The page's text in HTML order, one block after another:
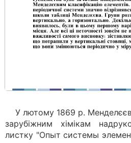
У лютому 1869 р. Менделєєв
зарубіжним хімікам
листку "Опыт системы